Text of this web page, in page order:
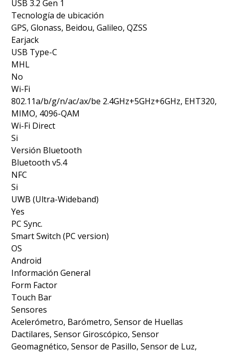
USB 3.2 Gen 1
Tecnología de ubicación
GPS, Glonass, Beidou, Galileo, QZSS
Earjack
USB Type-C
MHL
No
Wi-Fi
802.11a/b/g/n/ac/ax/be 2.4GHz+5GHz+6GHz, EHT320,
MIMO, 4096-QAM
Wi-Fi Direct
Si
Versión Bluetooth
Bluetooth v5.4
NFC
Si
UWB (Ultra-Wideband)
Yes
PC Sync.
Smart Switch (PC version)
OS
Android
Información General
Form Factor
Touch Bar
Sensores
Acelerómetro, Barómetro, Sensor de Huellas
Dactilares, Sensor Giroscópico, Sensor
Geomagnético, Sensor de Pasillo, Sensor de Luz,